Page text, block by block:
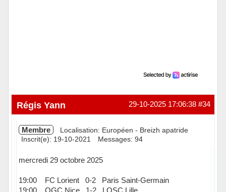
#34
29-10-2025 17:06:38
Régis Yann
Membre
Localisation: Européen - Breizh apatride
Inscrit(e): 19-10-2021
Messages: 94
mercredi 29 octobre 2025
19:00 FC Lorient 0-2 Paris Saint-Germain
19:00 OGC Nice 1-2 LOSC Lille